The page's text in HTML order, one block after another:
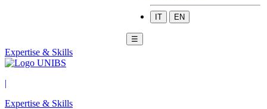
IT EN
☰
Expertise & Skills
|
Expertise & Skills